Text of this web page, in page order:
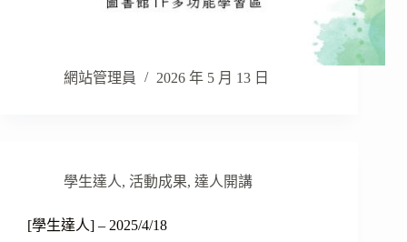
網站管理員 2026 年 5 月 13 日
學生達人, 活動成果, 達人開講
[學生達人] – 2025/4/18